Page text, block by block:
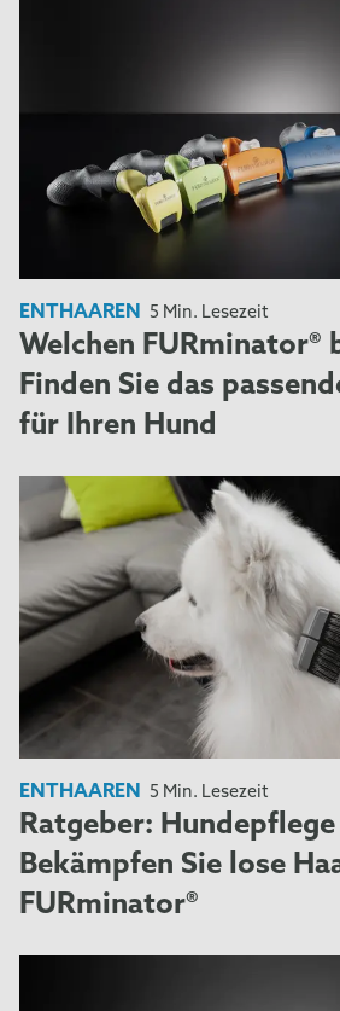
ENTHAAREN 5 Min. Lesezeit
Welchen FURminator®
Finden Sie das
für Ihren Hund
ENTHAAREN 5 Min. Lesezeit
Ratgeber: Hundepflege
Bekämpfen Sie lose
FURminator®